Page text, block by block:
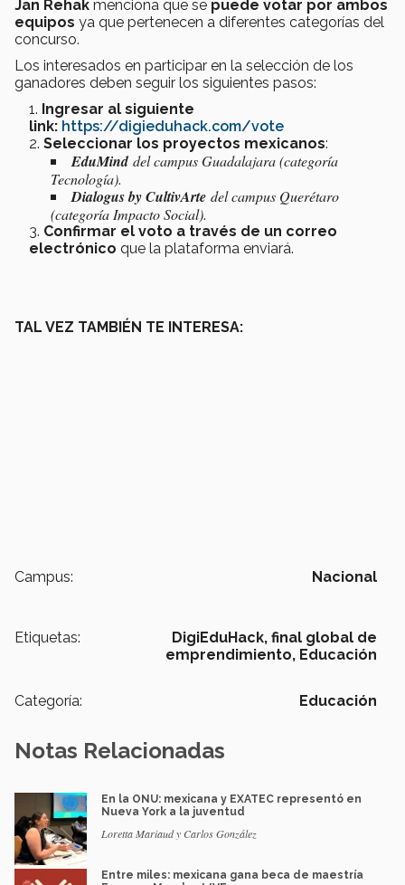
Jan Rehak menciona que se puede votar por ambos
equipos ya que pertenecen a diferentes categorías del
concurso.
Los interesados en participar en la selección de los
ganadores deben seguir los siguientes pasos:
Ingresar al siguiente
link: https://digieduhack.com/vote
Seleccionar los proyectos mexicanos:
EduMinddel campus Guadalajara (categoría
Tecnología).
Dialogus by CultivArte del campus Querétaro
(categoría Impacto Social).
Confirmar el voto a través de un correo
electrónico que la plataforma enviará.
TAL VEZ TAMBIÉN TE INTERESA:
Campus: Nacional
Etiquetas: DigiEduHack, final global de
emprendimiento, Educación
Categoría: Educación
Notas Relacionadas
En la ONU: mexicana y EXATEC representó en
Nueva York a la juventud
Loretta Mariaud y Carlos González
Entre miles: mexicana gana beca de maestría